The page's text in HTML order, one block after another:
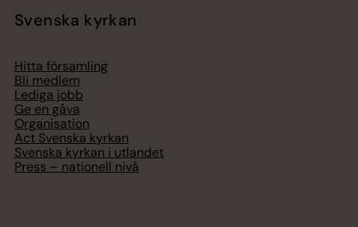
Svenska kyrkan
Hitta församling
Bli medlem
Lediga jobb
Ge en gåva
Organisation
Act Svenska kyrkan
Svenska kyrkan i utlandet
Press – nationell nivå